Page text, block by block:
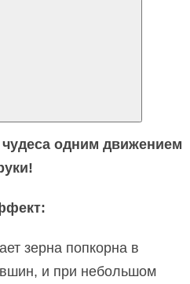
одним движением
зерна попкорна в
и при небольшом